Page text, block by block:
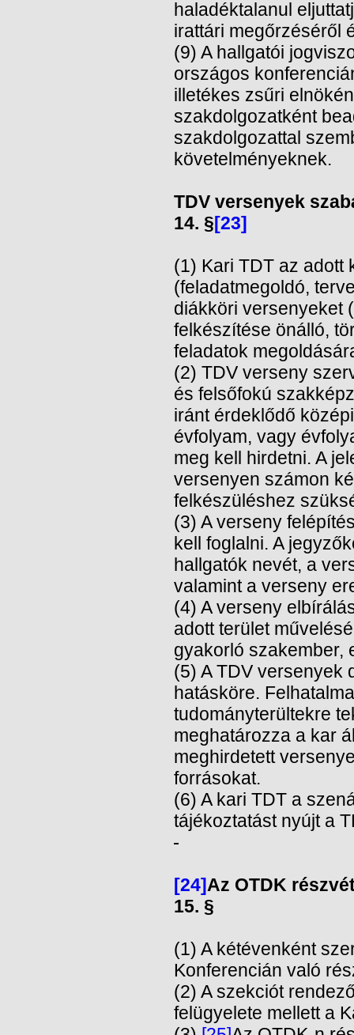
haladéktalanul
irattári megőrzéséről
(9) A hallgatói
országos
illetékes zsűri
szakdolgozatként
szakdolgozattal
követelményeknek.
TDV versenyek
14. §[23]
(1) Kari TDT az adott
(feladatmegoldó,
diákköri versenyeket
felkészítése önálló,
feladatok
(2) TDV verseny
és felsőfokú
iránt érdeklődő
évfolyam, vagy
meg kell hirdetni. A
versenyen számon
felkészüléshez
(3) A verseny
kell foglalni. A
hallgatók nevét, a
valamint a verseny
(4) A verseny
adott terület
gyakorló szakember,
(5) A TDV versenyek
hatásköre.
tudományterültekre
meghatározza a kar
meghirdetett
forrásokat.
(6) A kari TDT a
tájékoztatást nyújt a
[24]Az OTDK
15. §
(1) A kétévenként
Konferencián való
(2) A szekciót
felügyelete mellett a